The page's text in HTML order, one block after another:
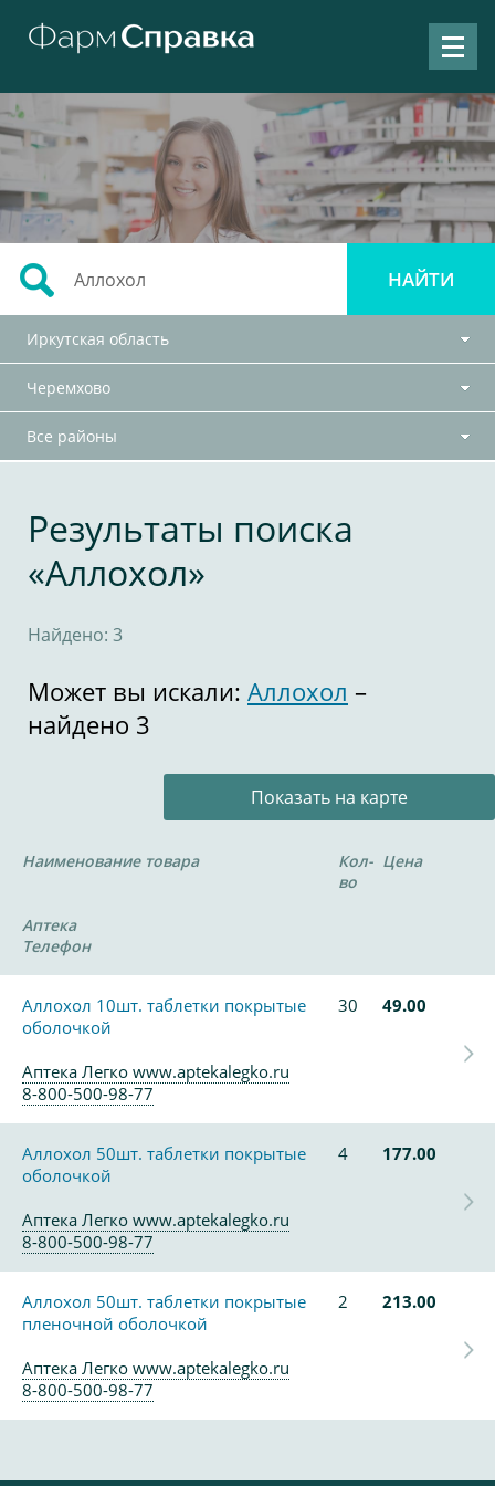
Иркутская область
Черемхово
Все районы
Результаты поиска
«Аллохол»
Найдено: 3
Может вы искали: Аллохол –
найдено 3
Показать на карте
Наименование товара
Кол-
во
Цена
Аптека
Телефон
Аллохол 10шт. таблетки покрытые
оболочкой
30 49.00
Аптека Легко www.aptekalegko.ru
8-800-500-98-77
Аллохол 50шт. таблетки покрытые
оболочкой
4 177.00
Аптека Легко www.aptekalegko.ru
8-800-500-98-77
Аллохол 50шт. таблетки покрытые
пленочной оболочкой
2 213.00
Аптека Легко www.aptekalegko.ru
8-800-500-98-77